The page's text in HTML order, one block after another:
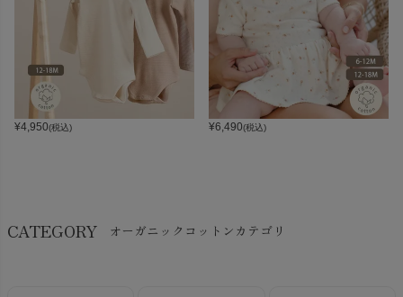
¥4,950(税込) ¥6,490(税込)
CATEGORY オーガニックコットンカテゴリ